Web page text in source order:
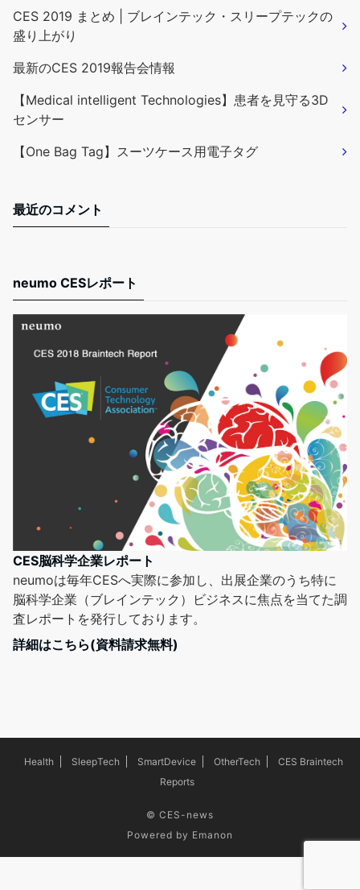
CES 2019 まとめ | ブレインテック・スリープテックの
盛り上がり
最新のCES 2019報告会情報
【Medical intelligent Technologies】患者を見守る3D
センサー
【One Bag Tag】スーツケース用電子タグ
最近のコメント
neumo CESレポート
CES脳科学企業レポート
neumoは毎年CESへ実際に参加し、出展企業のうち特に
脳科学企業（ブレインテック）ビジネスに焦点を当てた調
査レポートを発行しております。
詳細はこちら(資料請求無料)
Health SleepTech SmartDevice OtherTech
CES Braintech
Reports
© CES-news
Powered by Emanon